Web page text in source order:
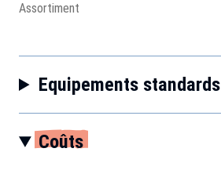
Assortiment
Equipements standards
Coûts